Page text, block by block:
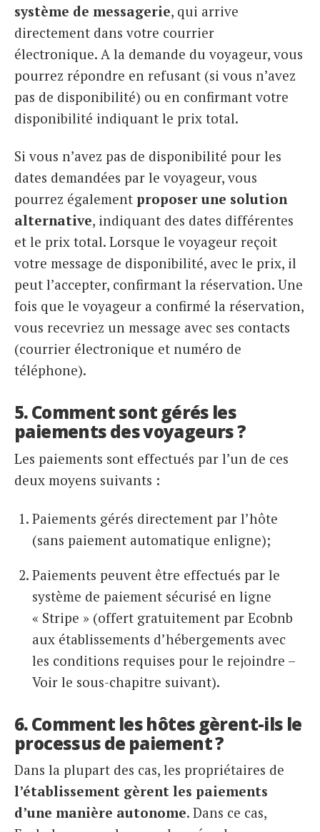
système de messagerie, qui arrive
directement dans votre courrier
électronique. A la demande du voyageur, vous
pourrez répondre en refusant (si vous n’avez
pas de disponibilité) ou en confirmant votre
disponibilité indiquant le prix total.
Si vous n’avez pas de disponibilité pour les
dates demandées par le voyageur, vous
pourrez également proposer une solution
alternative, indiquant des dates différentes
et le prix total. Lorsque le voyageur reçoit
votre message de disponibilité, avec le prix, il
peut l’accepter, confirmant la réservation. Une
fois que le voyageur a confirmé la réservation,
vous recevriez un message avec ses contacts
(courrier électronique et numéro de
téléphone).
5. Comment sont gérés les
paiements des voyageurs ?
Les paiements sont effectués par l’un de ces
deux moyens suivants :
Paiements gérés directement par l’hôte
(sans paiement automatique enligne);
Paiements peuvent être effectués par le
système de paiement sécurisé en ligne
« Stripe » (offert gratuitement par Ecobnb
aux établissements d’hébergements avec
les conditions requises pour le rejoindre –
Voir le sous-chapitre suivant).
6. Comment les hôtes gèrent-ils le
processus de paiement ?
Dans la plupart des cas, les propriétaires de
l’établissement gèrent les paiements
d’une manière autonome. Dans ce cas,